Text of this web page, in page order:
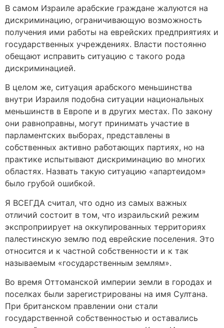
В самом Израиле арабские граждане жалуются на
дискриминацию, ограничивающую возможность
получения ими работы на еврейских предприятиях и
государственных учреждениях. Власти постоянно
обещают исправить ситуацию с такого рода
дискриминацией.
В целом же, ситуация арабского меньшинства
внутри Израиля подобна ситуации национальных
меньшинств в Европе и в других местах. По закону
они равноправны, могут принимать участие в
парламентских выборах, представлены в
собственных активно работающих партиях, но на
практике испытывают дискриминацию во многих
областях. Назвать такую ситуацию «апартеидом»
было грубой ошибкой.
Я ВСЕГДА считал, что одно из самых важных
отличий состоит в том, что израильский режим
экспроприирует на оккупированных территориях
палестинскую землю под еврейские поселения. Это
относится и к частной собственности и к так
называемым «государственным землям».
Во время Оттоманской империи земли в городах и
поселках были зарегистрированы на имя Султана.
При британском правлении они стали
государственной собственностью и оставались